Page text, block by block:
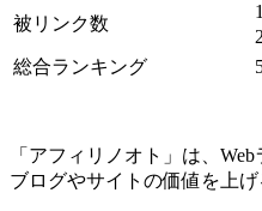
被リンク数
総合ランキング
「アフィリノオト」は、
ブログやサイトの価値を上